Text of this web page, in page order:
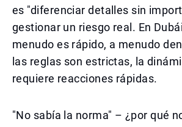
es "diferenciar detalles sin
gestionar un riesgo real. En
menudo es rápido, a menudo
las reglas son estrictas, la
requiere reacciones rápidas.
"No sabía la norma" – ¿por qué